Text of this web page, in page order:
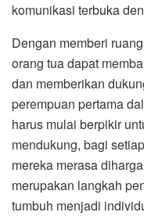
komunikasi terbuka
Dengan memberi
orang tua dapat
dan memberikan
perempuan pertama
harus mulai berpikir
mendukung, bagi
mereka merasa
merupakan langkah
tumbuh menjadi